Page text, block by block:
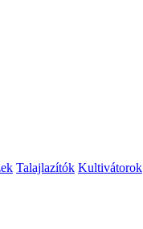
Talajlazítók Kultivátorok